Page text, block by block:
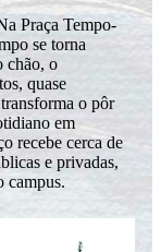
Praça Tempo-
se torna
chão, o
quase
o pôr
em
recebe cerca de
e privadas,
campus.